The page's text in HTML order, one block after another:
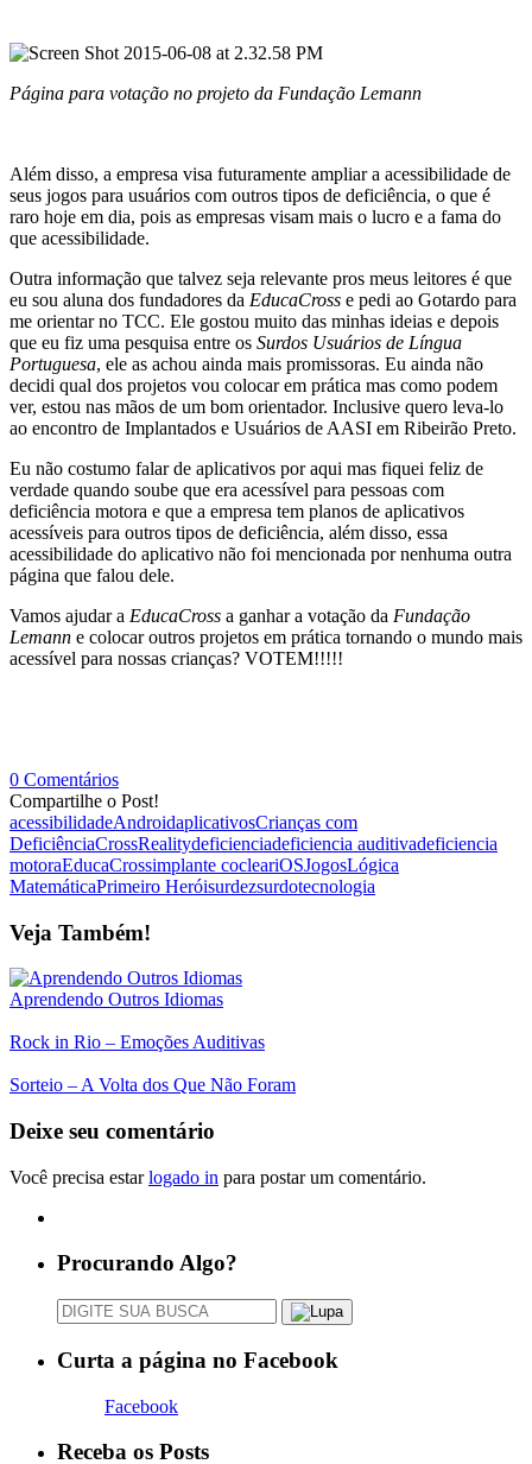
Página para votação no projeto da Fundação Lemann
Além disso, a empresa visa futuramente ampliar a acessibilidade de
seus jogos para usuários com outros tipos de deficiência, o que é
raro hoje em dia, pois as empresas visam mais o lucro e a fama do
que acessibilidade.
Outra informação que talvez seja relevante pros meus leitores é que
eu sou aluna dos fundadores da EducaCross e pedi ao Gotardo para
me orientar no TCC. Ele gostou muito das minhas ideias e depois
que eu fiz uma pesquisa entre os Surdos Usuários de Língua
Portuguesa, ele as achou ainda mais promissoras. Eu ainda não
decidi qual dos projetos vou colocar em prática mas como podem
ver, estou nas mãos de um bom orientador. Inclusive quero leva-lo
ao encontro de Implantados e Usuários de AASI em Ribeirão Preto.
Eu não costumo falar de aplicativos por aqui mas fiquei feliz de
verdade quando soube que era acessível para pessoas com
deficiência motora e que a empresa tem planos de aplicativos
acessíveis para outros tipos de deficiência, além disso, essa
acessibilidade do aplicativo não foi mencionada por nenhuma outra
página que falou dele.
Vamos ajudar a EducaCross a ganhar a votação da Fundação
Lemann e colocar outros projetos em prática tornando o mundo mais
acessível para nossas crianças? VOTEM!!!!!
0 Comentários
Compartilhe o Post!
acessibilidadeAndroidaplicativosCrianças com
DeficiênciaCrossRealitydeficienciadeficiencia auditivadeficiencia
motoraEducaCrossimplante cocleariOSJogosLógica
MatemáticaPrimeiro Heróisurdezsurdotecnologia
Veja Também!
Aprendendo Outros Idiomas
Rock in Rio – Emoções Auditivas
Sorteio – A Volta dos Que Não Foram
Deixe seu comentário
Você precisa estarlogado in para postar um comentário.
Procurando Algo?
Curta a página no Facebook
Facebook
Receba os Posts